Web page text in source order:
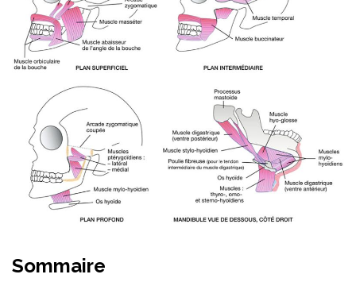
Sommaire